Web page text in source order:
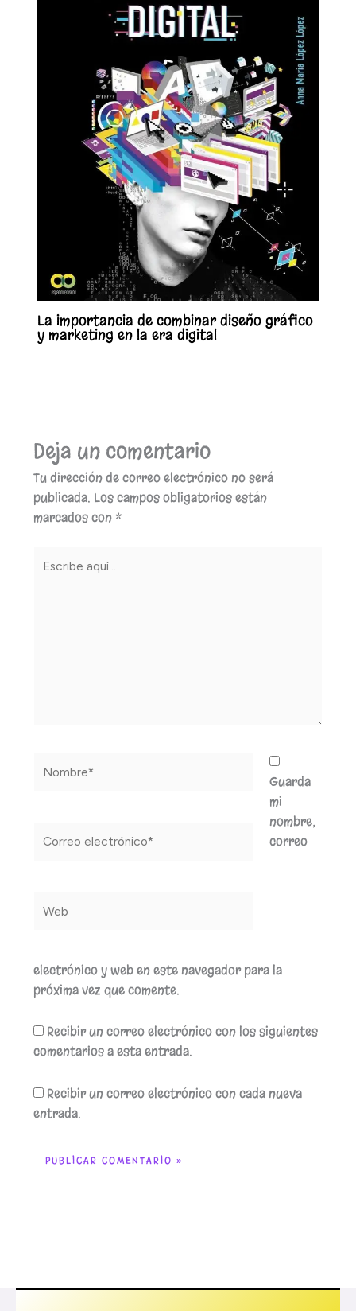
La importancia de combinar diseño gráfico
y marketing en la era digital
Deja un comentario
Tu dirección de correo electrónico no será
publicada. Los campos obligatorios están
marcados con*
aquí...
electrónico*
Guarda
mi
nombre,
correo
electrónico y web en este navegador para la
próxima vez que comente.
Recibir un correo electrónico con los siguientes
comentarios a esta entrada.
Recibir un correo electrónico con cada nueva
entrada.